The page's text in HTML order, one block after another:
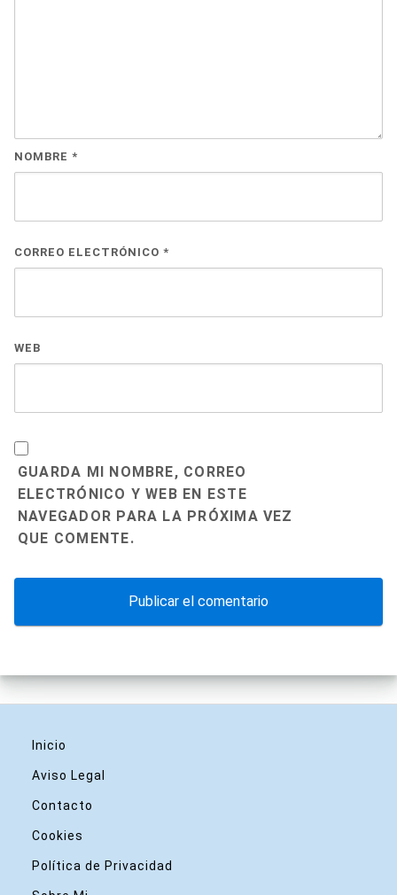
NOMBRE *
CORREO ELECTRÓNICO *
WEB
GUARDA MI NOMBRE, CORREO
ELECTRÓNICO Y WEB EN ESTE
NAVEGADOR PARA LA PRÓXIMA VEZ
QUE COMENTE.
Inicio
Aviso Legal
Contacto
Cookies
Política de Privacidad